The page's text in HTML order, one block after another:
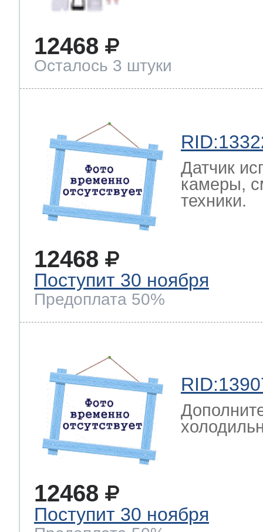
12468
Осталось 3 штуки
Датчик
камеры,
техники.
12468
Поступит 30 ноября
Предоплата 50%
12468
Поступит 30 ноября